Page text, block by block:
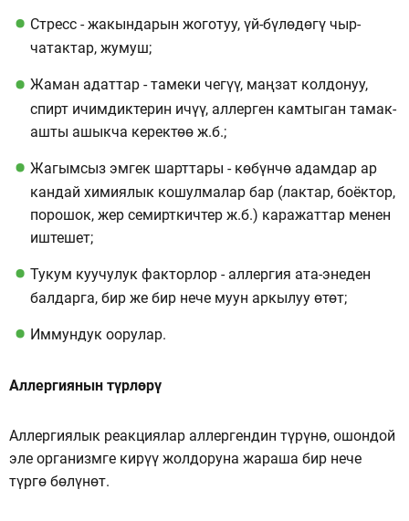
Стресс - жакындарын жоготуу, үй-бүлөдөгү чыр-
чатактар, жумуш;
Жаман адаттар - тамеки чегүү, маңзат колдонуу,
спирт ичимдиктерин ичүү, аллерген камтыган тамак-
ашты ашыкча керектөө ж.б.;
Жагымсыз эмгек шарттары - көбүнчө адамдар ар
кандай химиялык кошулмалар бар (лактар, боёктор,
порошок, жер семирткичтер ж.б.) каражаттар менен
иштешет;
Тукум куучулук факторлор - аллергия ата-энеден
балдарга, бир же бир нече муун аркылуу өтөт;
Иммундук оорулар.
Аллергиянын түрлөрү
Аллергиялык реакциялар аллергендин түрүнө, ошондой
эле организмге кирүү жолдоруна жараша бир нече
түргө бөлүнөт.